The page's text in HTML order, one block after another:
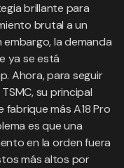
brillante para
brutal a un
embargo, la demanda
ya se está
Ahora, para seguir
su principal
más A18 Pro
es que una
en la orden fuera
más altos por